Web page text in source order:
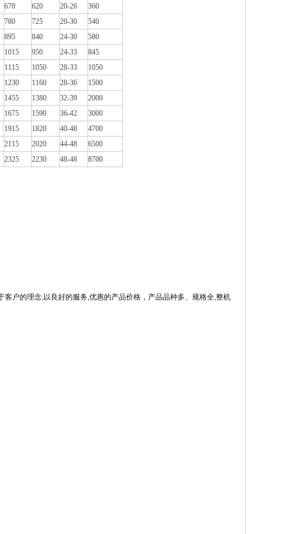
670 620 20-26
360
780 725 20-30
540
895 840 24-30
580
1015 950 24-33
845
1115 1050 28-33
1050
1230 1160 28-36
1500
1455 1380 32-39
2000
1675 1590 36-42
3000
1915 1820 40-48
4700
2115 2020 44-48
6500
2325 2230 48-48 8700
客户的理念,以良好的服务,优惠的产品价格，产品品种多、规格全,整机